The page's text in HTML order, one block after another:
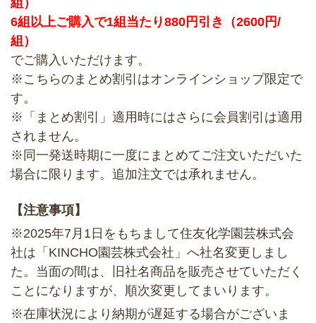
6組以上ご購入で1組当たり880円引き（2600円/
組）
でご購入いただけます。
※こちらのまとめ割引はオンラインショップ限定で
す。
※「まとめ割引」適用時にはさらに会員割引は適用
されません。
※同一発送時期に一度にまとめてご注文いただいた
場合に限ります。追加注文では承れません。
【注意事項】
※2025年7月1日をもちまして住友化学園芸株式会
社は「KINCHO園芸株式会社」へ社名変更しまし
た。当面の間は、旧社名商品を販売させていただく
ことになりますが、順次変更してまいります。
※在庫状況により納期が遅延する場合がございま